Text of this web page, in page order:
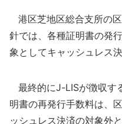
港区芝地区総合支所の
針では、各種証明書の発
象としてキャッシュレス
最終的にJ-LISが徴収す
明書の再発行手数料は、
ッシュレス決済の対象外